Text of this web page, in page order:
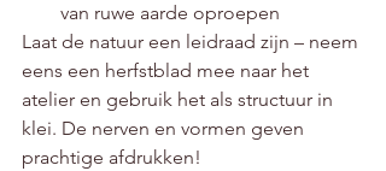
van ruwe aarde oproepen
Laat de natuur een leidraad zijn – neem
eens een herfstblad mee naar het
atelier en gebruik het als structuur in
klei. De nerven en vormen geven
prachtige afdrukken!